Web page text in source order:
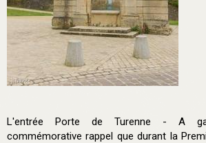
L'entrée Porte de Turenne - A
commémorative rappel que durant la